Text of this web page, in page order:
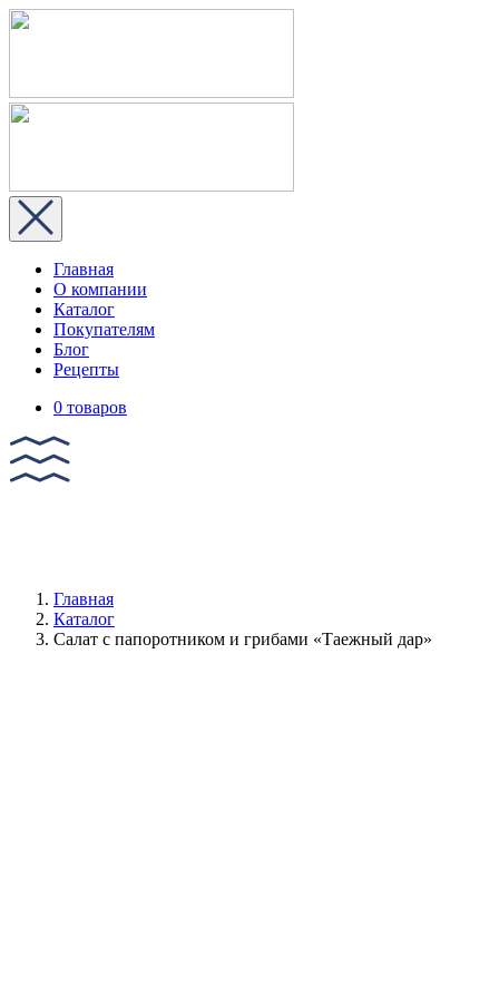
Главная
О компании
Каталог
Покупателям
Блог
Рецепты
0 товаров
Главная
Каталог
Салат с папоротником и грибами «Таежный дар»